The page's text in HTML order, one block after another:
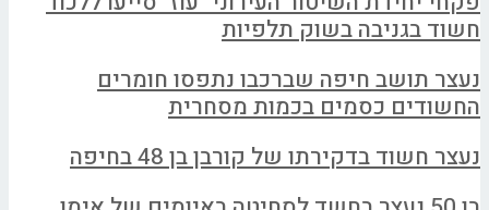
חשוד בגניבה בשוק תלפיות
נעצר תושב חיפה שברכבו נתפסו חומרים
החשודים כסמים בכמות מסחרית
נעצר חשוד בדקירתו של קורבן בן 48 בחיפה